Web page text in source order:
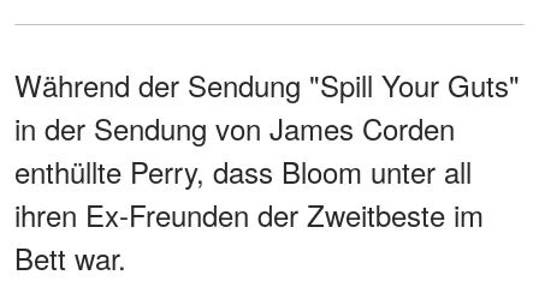
Während der Sendung "Spill Your Guts"
in der Sendung von James Corden
enthüllte Perry, dass Bloom unter all
ihren Ex-Freunden der Zweitbeste im
Bett war.